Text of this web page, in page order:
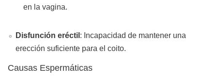
en la vagina.
Disfunción eréctil : Incapacidad de mantener una
erección suficiente para el coito.
Causas Espermáticas